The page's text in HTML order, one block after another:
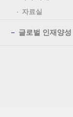
자료실
글로벌 인재양성